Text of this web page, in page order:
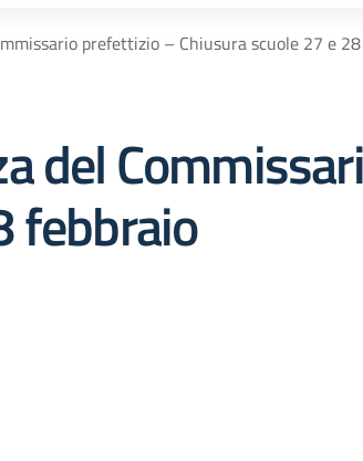
prefettizio – Chiusura scuole 27 e
del
febbraio